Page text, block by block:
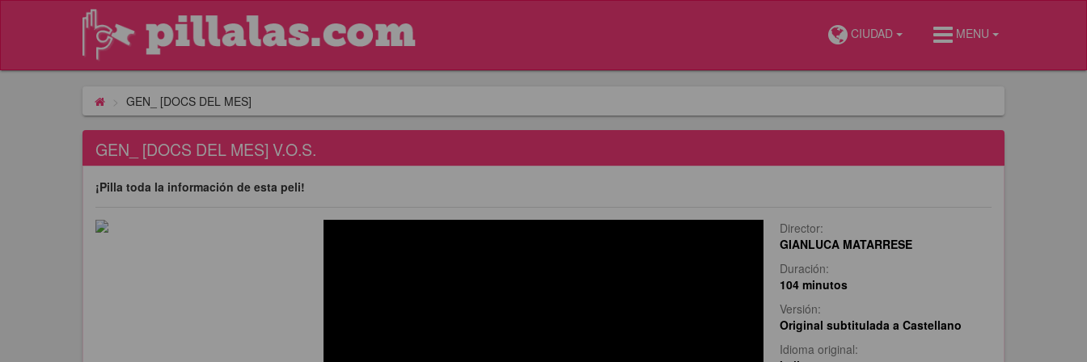
CIUDAD MENU
GEN_ [DOCS DEL MES]
GEN_ [DOCS DEL MES] V.O.S.
¡Pilla toda la información de esta peli!
Director:
GIANLUCA MATARRESE
Duración:
104 minutos
Versión:
Original subtitulada a Castellano
Idioma original: